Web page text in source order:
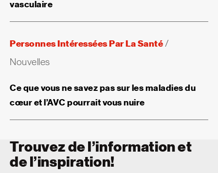
vasculaire
Personnes Intéressées Par La Santé /
Nouvelles
Ce que vous ne savez pas sur les maladies du
cœur et l’AVC pourrait vous nuire
Trouvez de l’information et
de l’inspiration!